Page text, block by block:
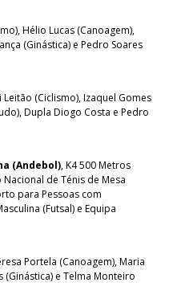
Hélio Lucas (Canoagem),
(Ginástica) e Pedro Soares
(Ciclismo), Izaquel Gomes
Dupla Diogo Costa e Pedro
(Andebol), K4 500 Metros
de Ténis de Mesa
para Pessoas com
(Futsal) e Equipa
Portela (Canoagem), Maria
(Ginástica) e Telma Monteiro